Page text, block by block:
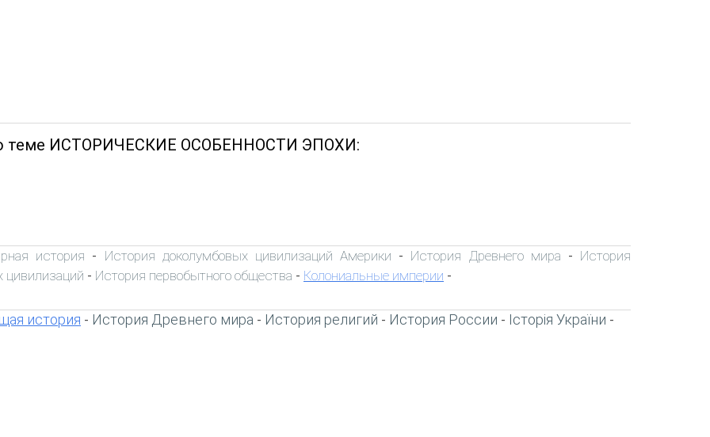
теме ИСТОРИЧЕСКИЕ ОСОБЕННОСТИ ЭПОХИ:
история - История доколумбовых цивилизаций Америки - История Древнего мира - История
цивилизаций - История первобытного общества - Колониальные империи -
история - История Древнего мира - История религий - История России - Історія України -